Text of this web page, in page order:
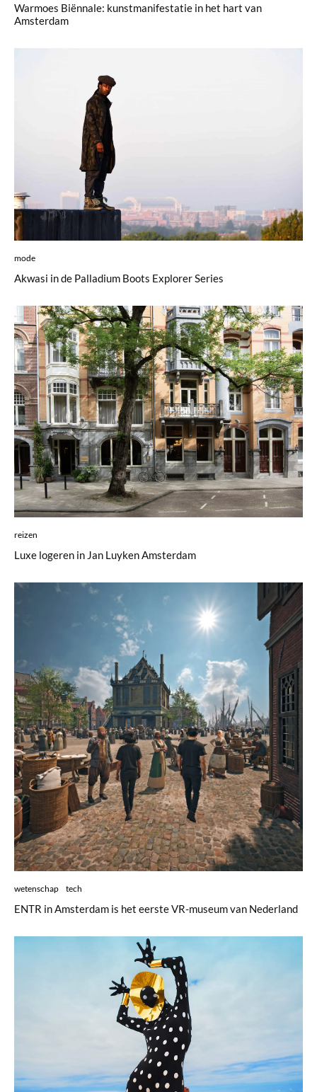
Warmoes Biënnale: kunstmanifestatie in het hart van
Amsterdam
mode
Akwasi in de Palladium Boots Explorer Series
reizen
Luxe logeren in Jan Luyken Amsterdam
wetenschap tech
ENTR in Amsterdam is het eerste VR-museum van Nederland